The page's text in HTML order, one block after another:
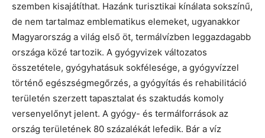
szemben kisajátíthat. Hazánk turisztikai kínálata sokszínű,
de nem tartalmaz emblematikus elemeket, ugyanakkor
Magyarország a világ első öt, termálvízben leggazdagabb
országa közé tartozik. A gyógyvizek változatos
összetétele, gyógyhatásuk sokfélesége, a gyógyvízzel
történő egészségmegőrzés, a gyógyítás és rehabilitáció
területén szerzett tapasztalat és szaktudás komoly
versenyelőnyt jelent. A gyógy- és termálforrások az
ország területének 80 százalékát lefedik. Bár a víz